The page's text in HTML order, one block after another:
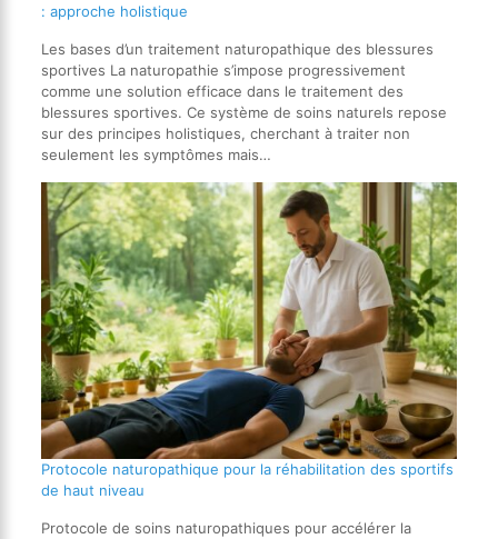
: approche holistique
Les bases d’un traitement naturopathique des blessures
sportives La naturopathie s’impose progressivement
comme une solution efficace dans le traitement des
blessures sportives. Ce système de soins naturels repose
sur des principes holistiques, cherchant à traiter non
seulement les symptômes mais…
Protocole naturopathique pour la réhabilitation des sportifs
de haut niveau
Protocole de soins naturopathiques pour accélérer la